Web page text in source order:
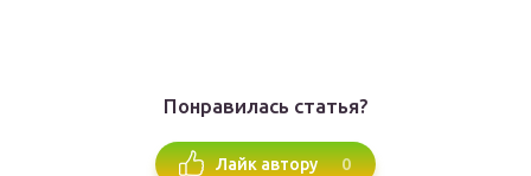
Понравилась статья?
Лайк автору 0